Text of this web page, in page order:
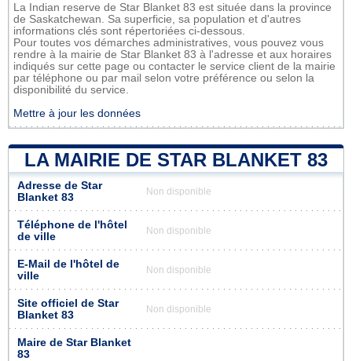
La Indian reserve de Star Blanket 83 est située dans la province
de Saskatchewan. Sa superficie, sa population et d'autres
informations clés sont répertoriées ci-dessous.
Pour toutes vos démarches administratives, vous pouvez vous
rendre à la mairie de Star Blanket 83 à l'adresse et aux horaires
indiqués sur cette page ou contacter le service client de la mairie
par téléphone ou par mail selon votre préférence ou selon la
disponibilité du service.
Mettre à jour les données
LA MAIRIE DE STAR BLANKET 83
Adresse de Star
Blanket 83
Non disponible
Téléphone de l'hôtel
de ville
Non disponible
E-Mail de l'hôtel de
ville
Non disponible
Site officiel de Star
Blanket 83
Non disponible
Maire de Star Blanket
83